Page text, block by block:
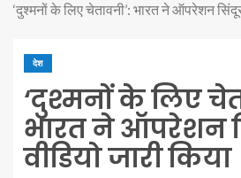
‘दुश्मनों के लिए चेतावनी’: भारत ने ऑपरेशन
देश
‘दुश्मनों के लिए
भारत ने ऑपरेशन
वीडियो जारी किया